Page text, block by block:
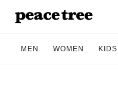
MEN WOMEN KIDS